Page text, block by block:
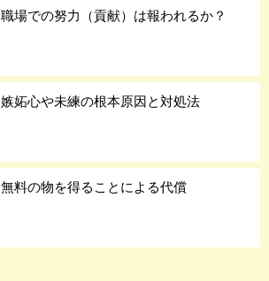
職場での努力（貢献）は報われるか？
嫉妬心や未練の根本原因と対処法
無料の物を得ることによる代償